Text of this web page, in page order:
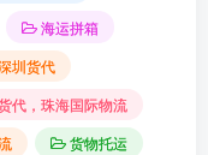
海运拼箱
圳货代
代，珠海国际物流
货物托运